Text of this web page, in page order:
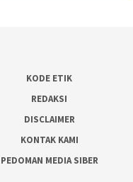
KODE ETIK
REDAKSI
DISCLAIMER
KONTAK KAMI
PEDOMAN MEDIA SIBER